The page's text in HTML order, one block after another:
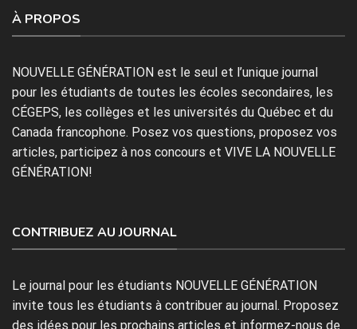
À PROPOS
NOUVELLE GÉNÉRATION est le seul et l’unique journal
pour les étudiants de toutes les écoles secondaires, les
CÉGEPS, les collèges et les universités du Québec et du
Canada francophone. Posez vos questions, proposez vos
articles, participez à nos concours et VIVE LA NOUVELLE
GÉNÉRATION!
CONTRIBUEZ AU JOURNAL
Le journal pour les étudiants NOUVELLE GÉNÉRATION
invite tous les étudiants à contribuer au journal. Proposez
des idées pour les prochains articles et informez-nous de